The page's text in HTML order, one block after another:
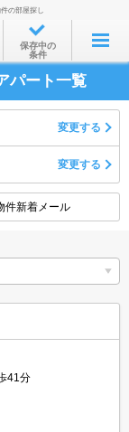
の部屋探し
保存中の
条件
パート一覧
変更する
変更する
件新着メール
41分